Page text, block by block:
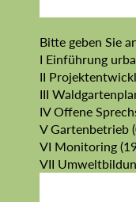
Bitte geben Sie
I Einführung
II
III
IV Offene
V Gartenbetrieb
VI Monitoring
VII